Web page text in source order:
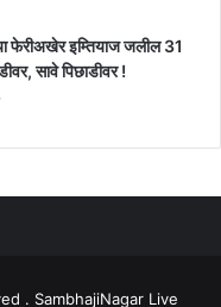
फेरीअखेर इम्तियाज जलील 31
सावे पिछाडीवर !
. SambhajiNagar Live